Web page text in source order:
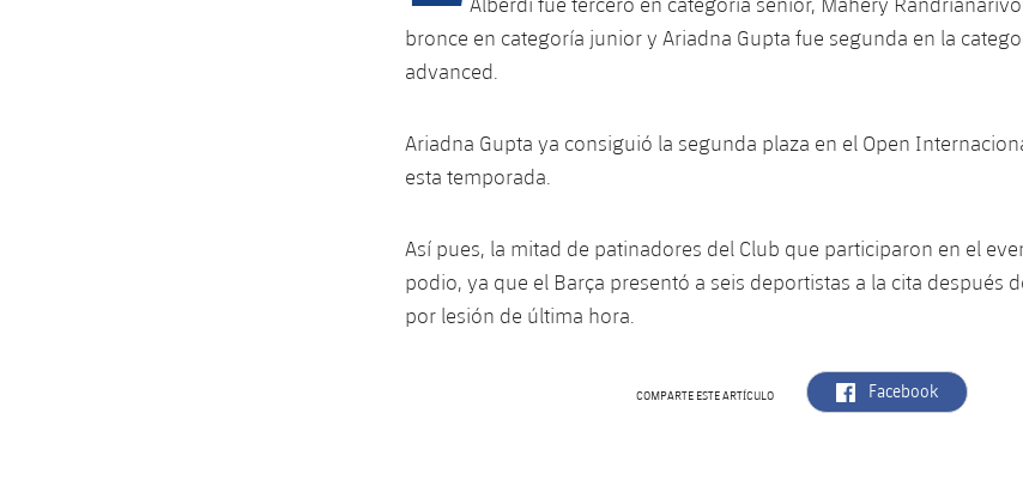
bronce en categoría junior y Ariadna Gupta fue segunda en la
advanced.
Ariadna Gupta ya consiguió la segunda plaza en el Open
esta temporada.
Así pues, la mitad de patinadores del Club que participaron en el
podio, ya que el Barça presentó a seis deportistas a la cita después
por lesión de última hora.
COMPARTE ESTE ARTÍCULO label.aria.facebook
Facebook